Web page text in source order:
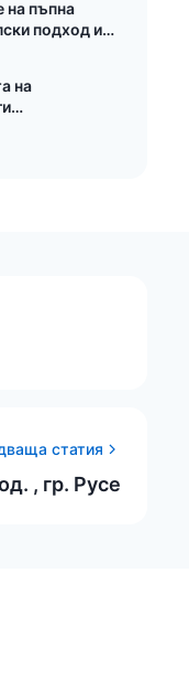
на пъпна
подход и
на
статия
, гр. Русе